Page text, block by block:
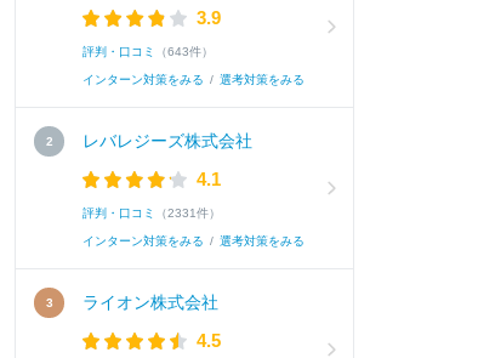
3.9
評判・口コミ （643件）
インターン対策をみる / 選考対策をみる
レバレジーズ株式会社
4.1
評判・口コミ （2331件）
インターン対策をみる / 選考対策をみる
ライオン株式会社
4.5